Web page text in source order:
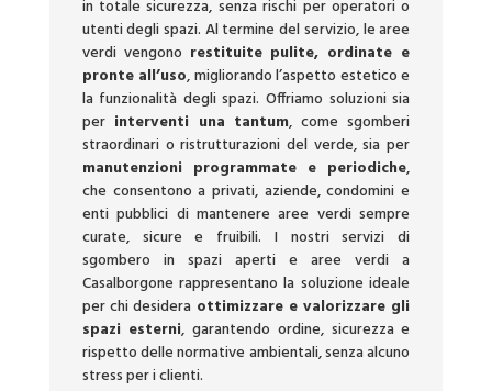
in totale sicurezza, senza rischi per operatori o
utenti degli spazi. Al termine del servizio, le aree
verdi vengono restituite pulite, ordinate e
pronte all’uso, migliorando l’aspetto estetico e
la funzionalità degli spazi. Offriamo soluzioni sia
per interventi una tantum, come sgomberi
straordinari o ristrutturazioni del verde, sia per
manutenzioni programmate e periodiche,
che consentono a privati, aziende, condomini e
enti pubblici di mantenere aree verdi sempre
curate, sicure e fruibili. I nostri servizi di
sgombero in spazi aperti e aree verdi a
Casalborgone rappresentano la soluzione ideale
per chi desidera ottimizzare e valorizzare gli
spazi esterni, garantendo ordine, sicurezza e
rispetto delle normative ambientali, senza alcuno
stress per i clienti.